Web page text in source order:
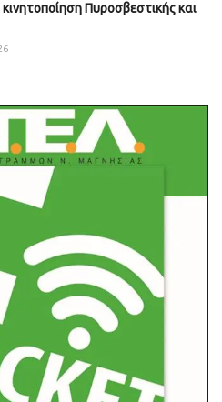
Πυροσβεστικής και